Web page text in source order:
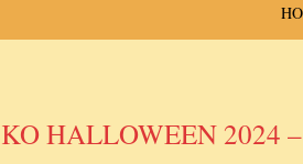
HALLOWEEN 2024